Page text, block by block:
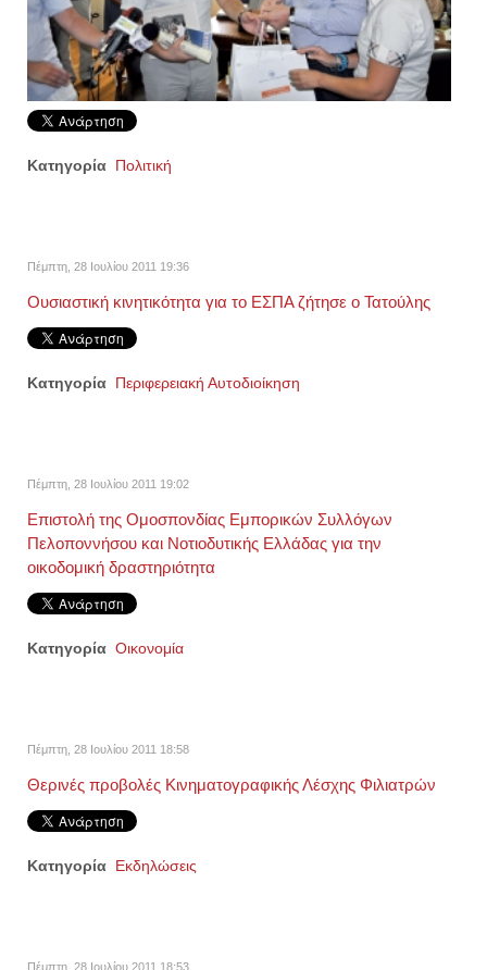
Κατηγορία Πολιτική
Πέμπτη, 28 Ιουλίου 2011 19:36
Ουσιαστική κινητικότητα για το ΕΣΠΑ ζήτησε ο Τατούλης
Κατηγορία Περιφερειακή Αυτοδιοίκηση
Πέμπτη, 28 Ιουλίου 2011 19:02
Επιστολή της Ομοσπονδίας Εμπορικών Συλλόγων
Πελοποννήσου και Νοτιοδυτικής Ελλάδας για την
οικοδομική δραστηριότητα
Κατηγορία Οικονομία
Πέμπτη, 28 Ιουλίου 2011 18:58
Θερινές προβολές Κινηματογραφικής Λέσχης Φιλιατρών
Κατηγορία Εκδηλώσεις
Πέμπτη, 28 Ιουλίου 2011 18:53